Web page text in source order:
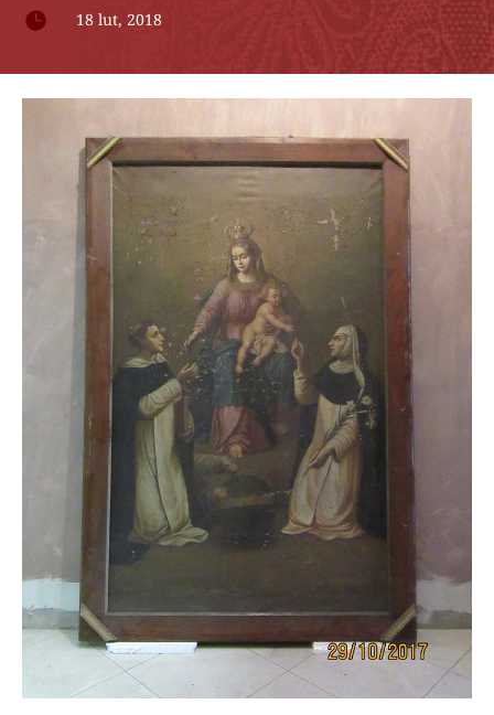
 18 lut, 2018